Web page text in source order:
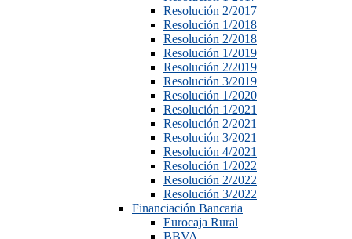
Resolución 2/2017
Resolución 1/2018
Resolución 2/2018
Resolución 1/2019
Resolución 2/2019
Resolución 3/2019
Resolución 1/2020
Resolución 1/2021
Resolución 2/2021
Resolución 3/2021
Resolución 4/2021
Resolución 1/2022
Resolución 2/2022
Resolución 3/2022
Financiación Bancaria
Eurocaja Rural
BBVA